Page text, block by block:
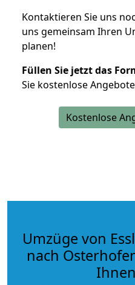
Kontaktieren Sie uns
uns gemeinsam Ihren
planen!
Füllen Sie jetzt das
Sie kostenlose
Kostenlose
Umzüge von
nach